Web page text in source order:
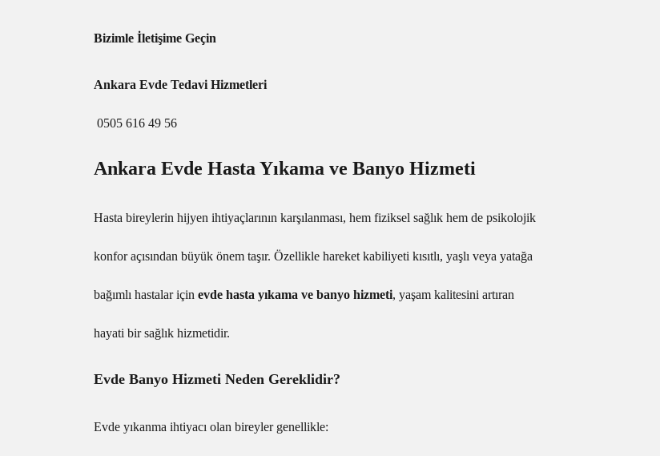
Bizimle İletişime Geçin
Ankara Evde Tedavi Hizmetleri
0505 616 49 56
Ankara Evde Hasta Yıkama ve Banyo Hizmeti
Hasta bireylerin hijyen ihtiyaçlarının karşılanması, hem fiziksel sağlık hem de psikolojik
konfor açısından büyük önem taşır. Özellikle hareket kabiliyeti kısıtlı, yaşlı veya yatağa
bağımlı hastalar için evde hasta yıkama ve banyo hizmeti, yaşam kalitesini artıran
hayati bir sağlık hizmetidir.
Evde Banyo Hizmeti Neden Gereklidir?
Evde yıkanma ihtiyacı olan bireyler genellikle: